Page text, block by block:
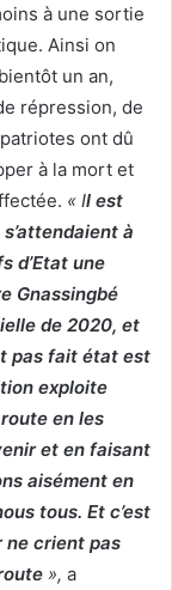
à une sortie
Ainsi on
un an,
répression, de
ont dû
à la mort et
« Il est
à
d’Etat une
Gnassingbé
de 2020, et
pas fait état est
exploite
en les
et en faisant
aisément en
tous. Et c’est
ne crient pas
», a